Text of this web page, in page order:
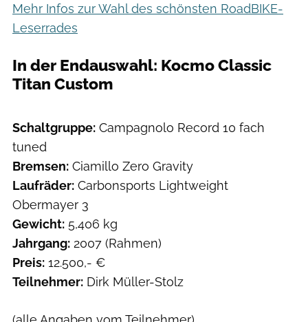
Mehr Infos zur Wahl des schönsten RoadBIKE-
Leserrades
In der Endauswahl: Kocmo Classic
Titan Custom
Schaltgruppe: Campagnolo Record 10 fach
tuned
Bremsen: Ciamillo Zero Gravity
Laufräder: Carbonsports Lightweight
Obermayer 3
Gewicht: 5,406 kg
Jahrgang: 2007 (Rahmen)
Preis: 12.500,- €
Teilnehmer: Dirk Müller-Stolz